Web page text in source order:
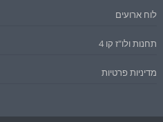
לוח ארועים
תחנות ולו"ז קו 4
מדיניות פרטיות